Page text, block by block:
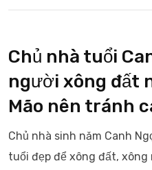
Chủ nhà tuổi
người xông đất
Mão nên tránh
Chủ nhà sinh năm Canh
tuổi đẹp để xông đất,